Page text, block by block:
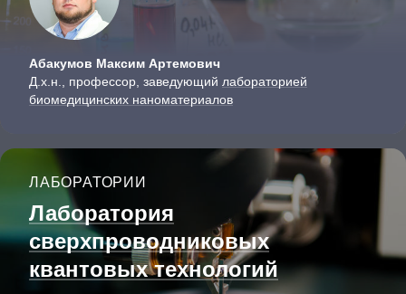
Абакумов Максим Артемович
Д.х.н., профессор, заведующий лабораторией
биомедицинских наноматериалов
ЛАБОРАТОРИИ
Лаборатория
сверхпроводниковых
квантовых технологий